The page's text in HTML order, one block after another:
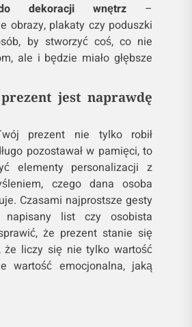
dekoracji wnętrz –
obrazy, plakaty czy poduszki
by stworzyć coś, co nie
ale i będzie miało głębsze
jest naprawdę
prezent nie tylko robił
pozostawał w pamięci, to
elementy personalizacji z
czego dana osoba
Czasami najprostsze gesty
list czy osobista
że prezent stanie się
że liczy się nie tylko wartość
wartość emocjonalna, jaką